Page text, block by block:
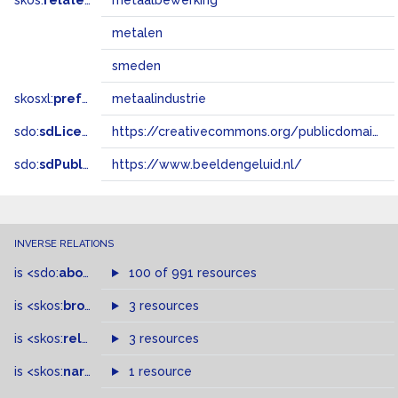
metalen
smeden
skosxl:prefLabel metaalindustrie
sdo:sdLicense https://creativecommons.org/publicdomain/zero/1.0/
sdo:sdPublisher https://www.beeldengeluid.nl/
INVERSE RELATIONS
is <sdo:about of 100 of 991 resources
is <skos: broader > of
3 resources
is <skos:related > of3 resources
is <skos:narrower >of
1 resource